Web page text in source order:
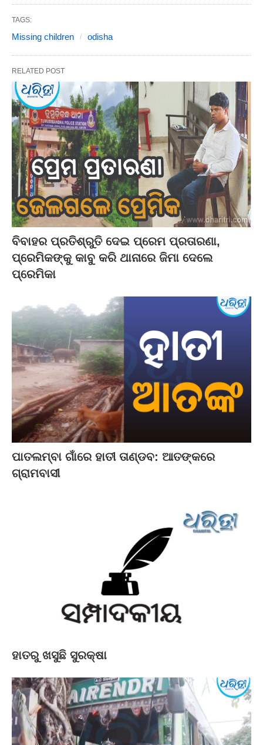
TAGS:
Missing children odisha
RELATED POST
ବିବାହର ପ୍ରତିଶ୍ରୁତି ଦେଇ ପ୍ରେମ ପ୍ରତାରଣା,
ପ୍ରେମିକଙ୍କୁ କାବୁ କରି ଥାନାରେ ଜିମା ଦେଲେ
ପ୍ରେମିକା
ପାତଲମ୍ବା ଗାଁରେ ହାତୀ ତାଣ୍ଡବ: ଆତଙ୍କରେ
ଗ୍ରାମବାସୀ
ହାତରୁ ଖସୁଛି ସୁରକ୍ଷା